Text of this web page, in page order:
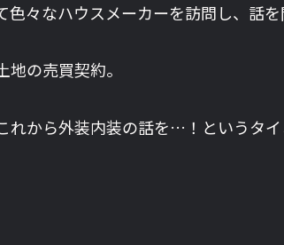
色々なハウスメーカーを訪問し、話
地の売買契約。
れから外装内装の話を…！というタ